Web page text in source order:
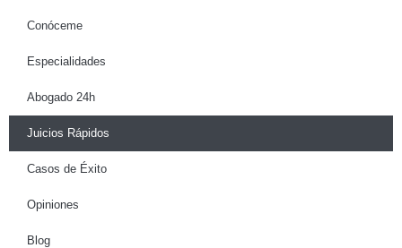
Conóceme
Especialidades
Abogado 24h
Juicios Rápidos
Casos de Éxito
Opiniones
Blog